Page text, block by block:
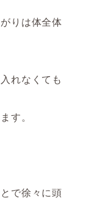
りは体全体
れなくても
す。
で徐々に頭